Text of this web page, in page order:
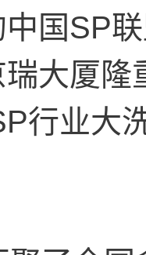
国SP
大厦
行业大